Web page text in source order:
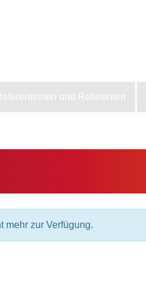
und Referenten
mehr zur Verfügung.